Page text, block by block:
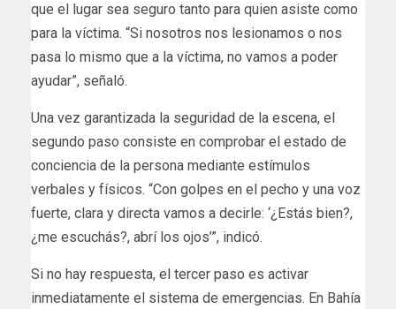
que el lugar sea seguro tanto para quien asiste como
para la víctima. “Si nosotros nos lesionamos o nos
pasa lo mismo que a la víctima, no vamos a poder
ayudar”, señaló.
Una vez garantizada la seguridad de la escena, el
segundo paso consiste en comprobar el estado de
conciencia de la persona mediante estímulos
verbales y físicos. “Con golpes en el pecho y una voz
fuerte, clara y directa vamos a decirle: ‘¿Estás bien?,
¿me escuchás?, abrí los ojos’”, indicó.
Si no hay respuesta, el tercer paso es activar
inmediatamente el sistema de emergencias. En Bahía